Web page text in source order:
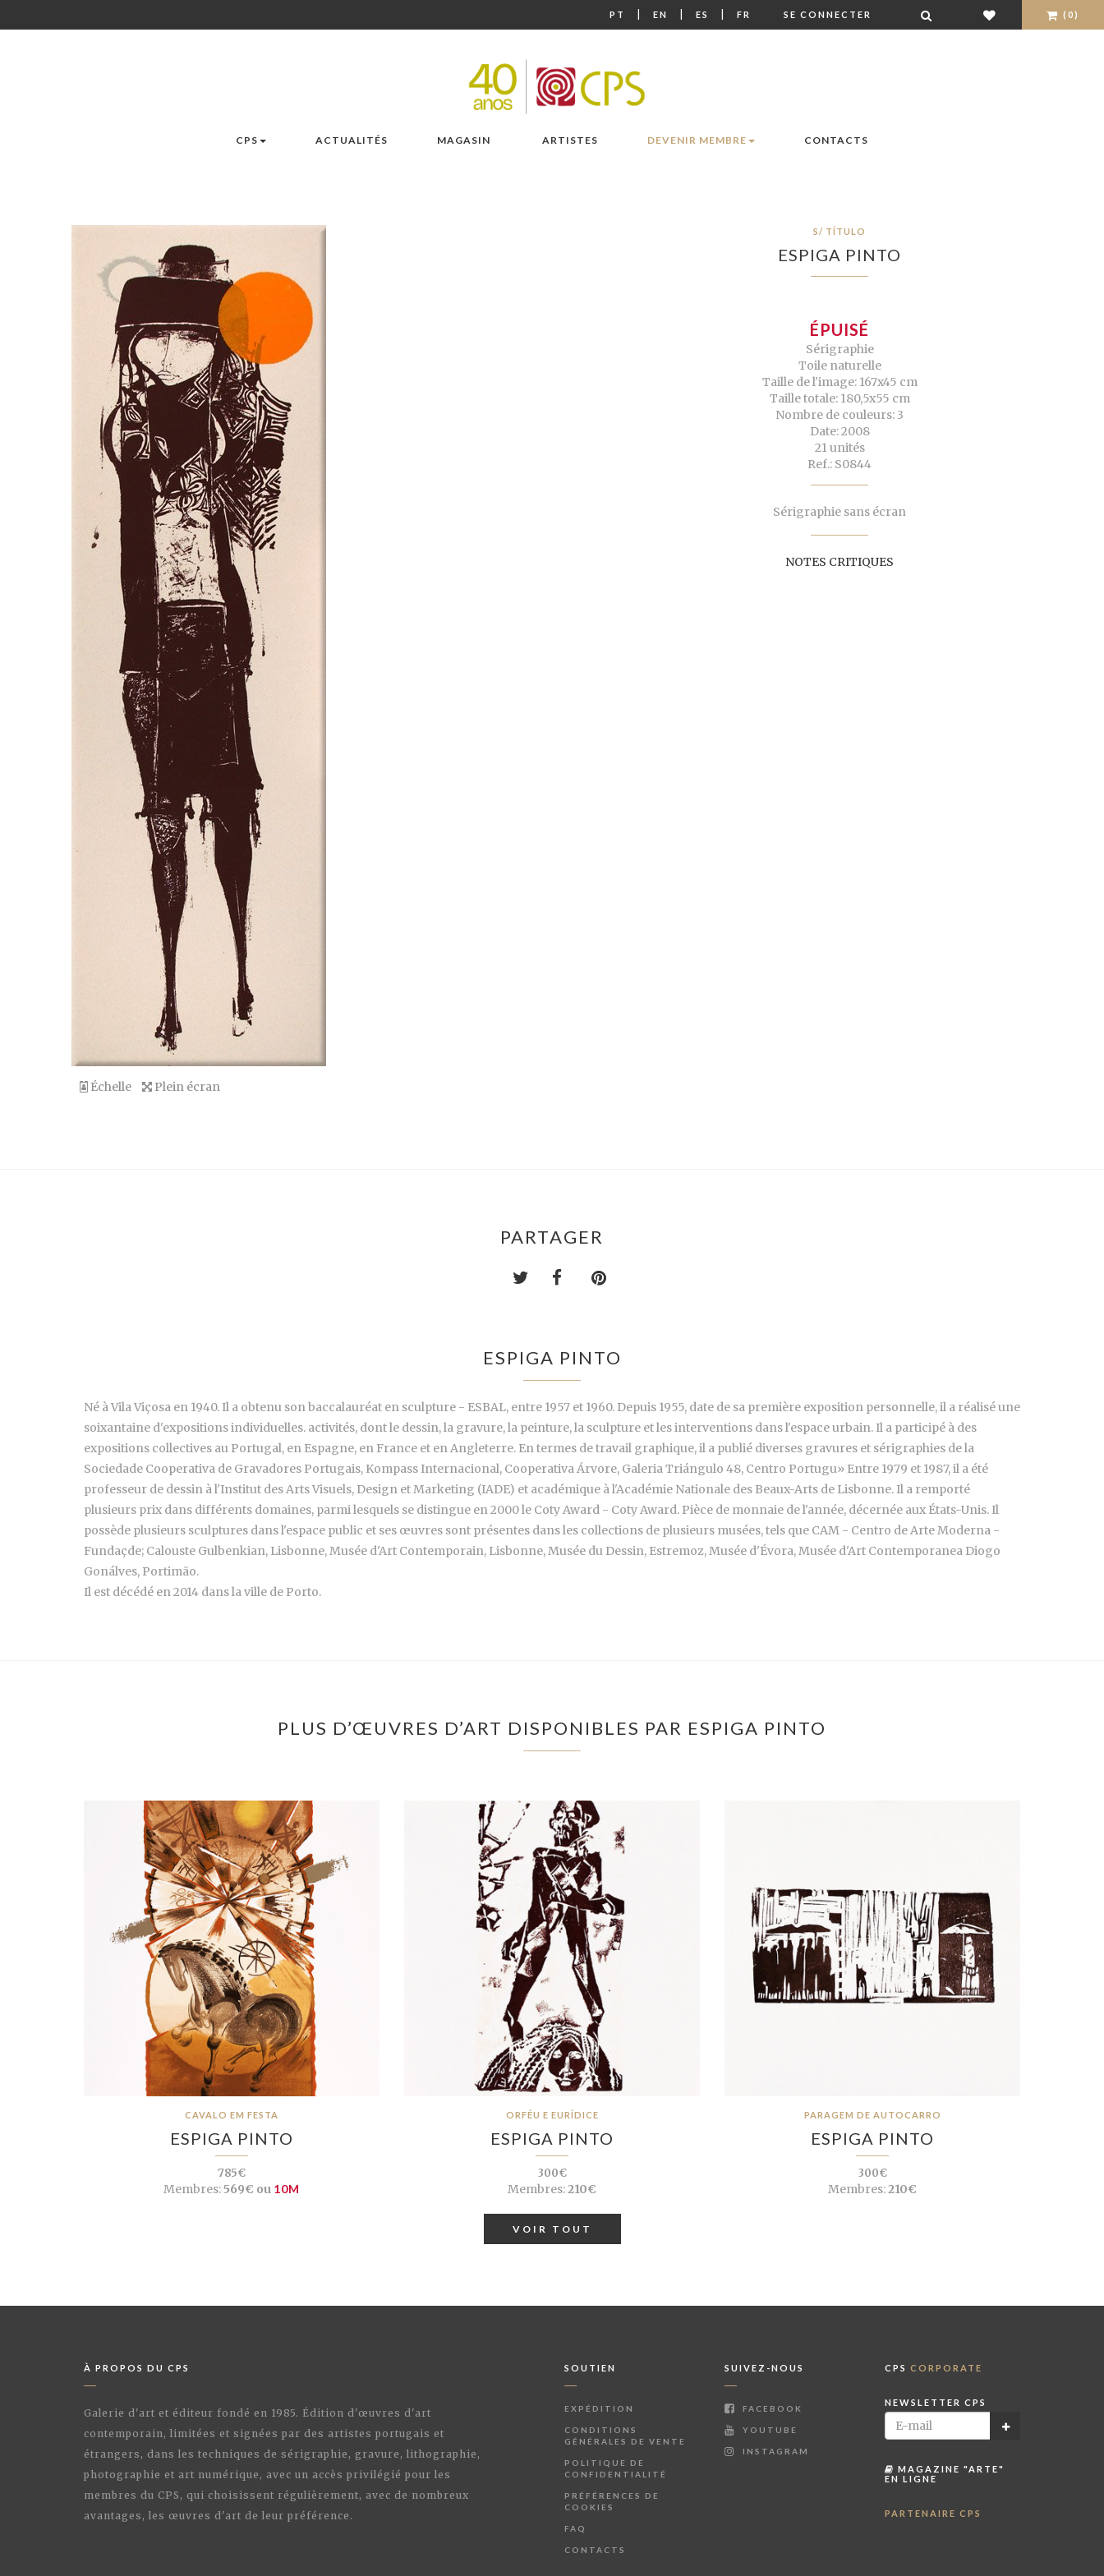
PT | EN | ES | FR SE CONNECTER (0)
CPS ACTUALITÉS MAGASIN ARTISTES DEVENIR MEMBRE CONTACTS
Échelle Plein écran
S/ TÍTULO
ESPIGA PINTO
ÉPUISÉ
Sérigraphie
Toile naturelle
Taille de l'image: 167x45 cm
Taille totale: 180,5x55 cm
Nombre de couleurs: 3
Date: 2008
21 unités
Ref.: S0844
Sérigraphie sans écran
NOTES CRITIQUES
PARTAGER
ESPIGA PINTO
Né à Vila Viçosa en 1940. Il a obtenu son baccalauréat en sculpture - ESBAL, entre 1957 et 1960. Depuis 1955, date de sa première exposition personnelle, il a réalisé une
soixantaine d'expositions individuelles. activités, dont le dessin, la gravure, la peinture, la sculpture et les interventions dans l'espace urbain. Il a participé à des
expositions collectives au Portugal, en Espagne, en France et en Angleterre. En termes de travail graphique, il a publié diverses gravures et sérigraphies de la
Sociedade Cooperativa de Gravadores Portugais, Kompass Internacional, Cooperativa Árvore, Galeria Triángulo 48, Centro Portugu» Entre 1979 et 1987, il a été
professeur de dessin à l'Institut des Arts Visuels, Design et Marketing (IADE) et académique à l'Académie Nationale des Beaux-Arts de Lisbonne. Il a remporté
plusieurs prix dans différents domaines, parmi lesquels se distingue en 2000 le Coty Award - Coty Award. Pièce de monnaie de l'année, décernée aux États-Unis. Il
possède plusieurs sculptures dans l'espace public et ses œuvres sont présentes dans les collections de plusieurs musées, tels que CAM - Centro de Arte Moderna -
Fundaçde; Calouste Gulbenkian, Lisbonne, Musée d'Art Contemporain, Lisbonne, Musée du Dessin, Estremoz, Musée d'Évora, Musée d'Art Contemporanea Diogo
Gonálves, Portimão.
Il est décédé en 2014 dans la ville de Porto.
PLUS D’ŒUVRES D’ART DISPONIBLES PAR ESPIGA PINTO
CAVALO EM FESTA
ESPIGA PINTO
785€
Membres:569€ ou 10M
ORFÉU E EURÍDICE
ESPIGA PINTO
300€
Membres:210€
PARAGEM DE AUTOCARRO
ESPIGA PINTO
300€
Membres:210€
VOIR TOUT
À PROPOS DU CPS
Galerie d'art et éditeur fondé en 1985. Édition d'œuvres d'art
contemporain, limitées et signées par des artistes portugais et
étrangers, dans les techniques de sérigraphie, gravure, lithographie,
photographie et art numérique, avec un accès privilégié pour les
membres du CPS, qui choisissent régulièrement, avec de nombreux
avantages, les œuvres d'art de leur préférence.
SOUTIEN
EXPÉDITION
CONDITIONS
GÉNÉRALES DE VENTE
POLITIQUE DE
CONFIDENTIALITÉ
PRÉFÉRENCES DE
COOKIES
FAQ
CONTACTS
SUIVEZ-NOUS
FACEBOOK
YOUTUBE
INSTAGRAM
CPS CORPORATE
NEWSLETTER CPS
MAGAZINE "ARTE"
EN LIGNE
PARTENAIRE CPS